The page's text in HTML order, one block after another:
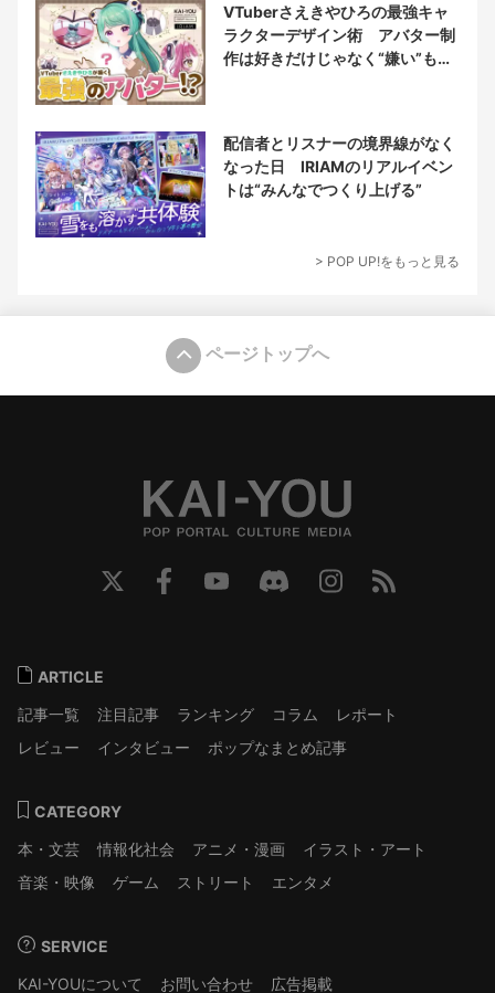
VTuberさえきやひろの最強キャ
ラクターデザイン術 アバター制
作は好きだけじゃなく“嫌い”もブ
配信者とリスナーの境界線がなく
なった日 IRIAMのリアルイベン
トは“みんなでつくり上げる”
> POP UP!をもっと見る
ページトップへ
ARTICLE
記事一覧
注目記事 ランキング コラム
レポート
レビュー
インタビュー ポップなまとめ記事
CATEGORY
本・文芸
情報化社会 アニメ・漫画
イラスト・アート
音楽・映像
ゲーム ストリート エンタメ
SERVICE
KAI-YOUについて
お問い合わせ 広告掲載